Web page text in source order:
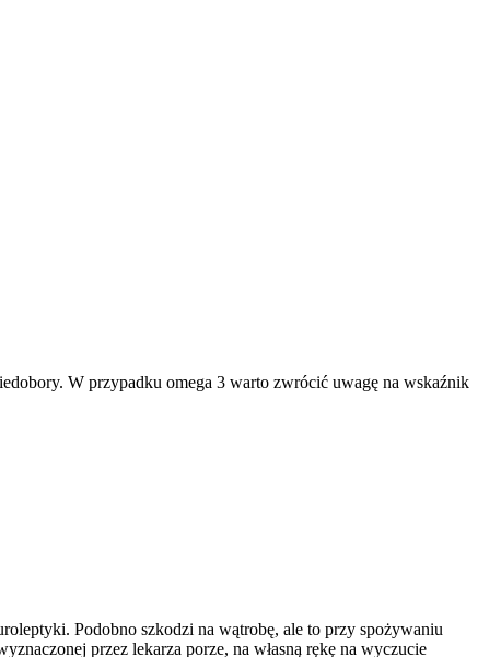
W przypadku omega 3 warto zwrócić uwagę na wskaźnik
Podobno szkodzi na wątrobę, ale to przy spożywaniu
przez lekarza porze, na własną rękę na wyczucie